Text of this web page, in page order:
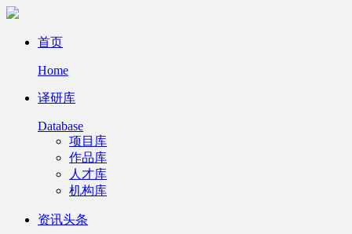
首页
Home
译研库
Database
项目库
作品库
人才库
机构库
资讯头条